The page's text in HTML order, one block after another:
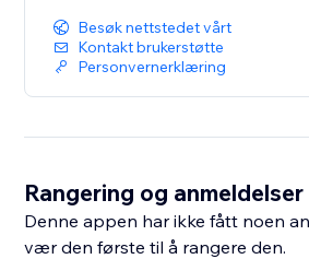
Besøk nettstedet vårt
Kontakt brukerstøtte
Personvernerklæring
Rangering og anmeldelser
Denne appen har ikke fått noen
vær den første til å rangere den.